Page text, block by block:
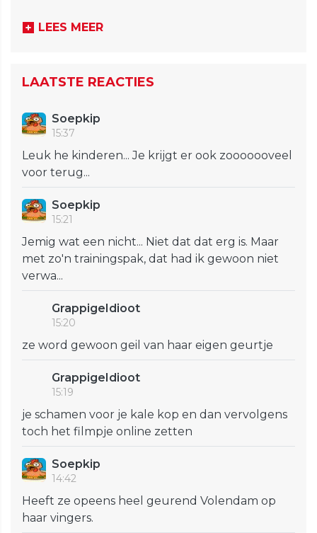
LEES MEER
LAATSTE REACTIES
Soepkip
15:37
Leuk he kinderen... Je krijgt er ook zooooooveel
voor terug...
Soepkip
15:21
Jemig wat een nicht... Niet dat dat erg is. Maar
met zo'n trainingspak, dat had ik gewoon niet
verwa...
GrappigeIdioot
15:20
ze word gewoon geil van haar eigen geurtje
GrappigeIdioot
15:19
je schamen voor je kale kop en dan vervolgens
toch het filmpje online zetten
Soepkip
14:42
Heeft ze opeens heel geurend Volendam op
haar vingers.